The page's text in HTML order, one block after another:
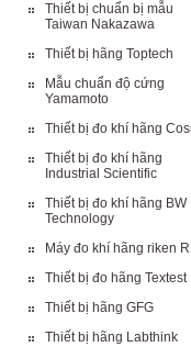
Thiết bị chuẩn bị mẫu
Taiwan Nakazawa
Thiết bị hãng Toptech
Mẫu chuẩn độ cứng
Yamamoto
Thiết bị đo khí hãng
Thiết bị đo khí hãng
Industrial Scientific
Thiết bị đo khí hãng BW
Technology
Máy đo khí hãng riken
Thiết bị đo hãng Textest
Thiết bị hãng GFG
Thiết bị hãng Labthink